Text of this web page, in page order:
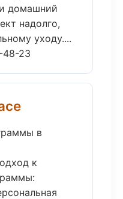
домашний
надолго,
уходу....
48-23
в
к